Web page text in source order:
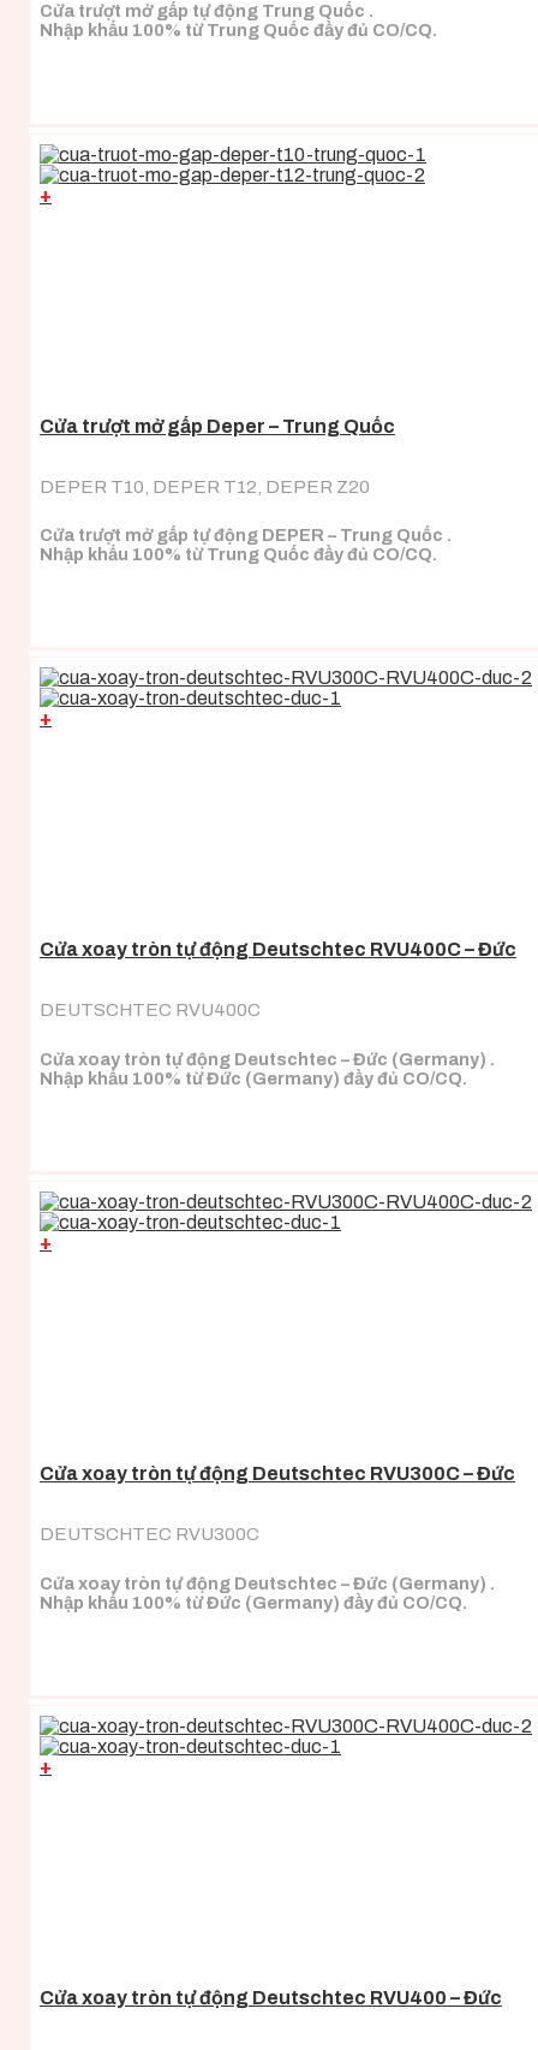
Cửa trượt mở gấp tự động Trung Quốc .
Nhập khẩu 100% từ Trung Quốc đầy đủ CO/CQ.
+
Cửa trượt mở gấp Deper – Trung Quốc
DEPER T10, DEPER T12, DEPER Z20
Cửa trượt mở gấp tự động DEPER – Trung Quốc .
Nhập khẩu 100% từ Trung Quốc đầy đủ CO/CQ.
+
Cửa xoay tròn tự động Deutschtec RVU400C – Đức
DEUTSCHTEC RVU400C
Cửa xoay tròn tự động Deutschtec – Đức (Germany) .
Nhập khẩu 100% từ Đức (Germany) đầy đủ CO/CQ.
+
Cửa xoay tròn tự động Deutschtec RVU300C – Đức
DEUTSCHTEC RVU300C
Cửa xoay tròn tự động Deutschtec – Đức (Germany) .
Nhập khẩu 100% từ Đức (Germany) đầy đủ CO/CQ.
+
Cửa xoay tròn tự động Deutschtec RVU400 – Đức